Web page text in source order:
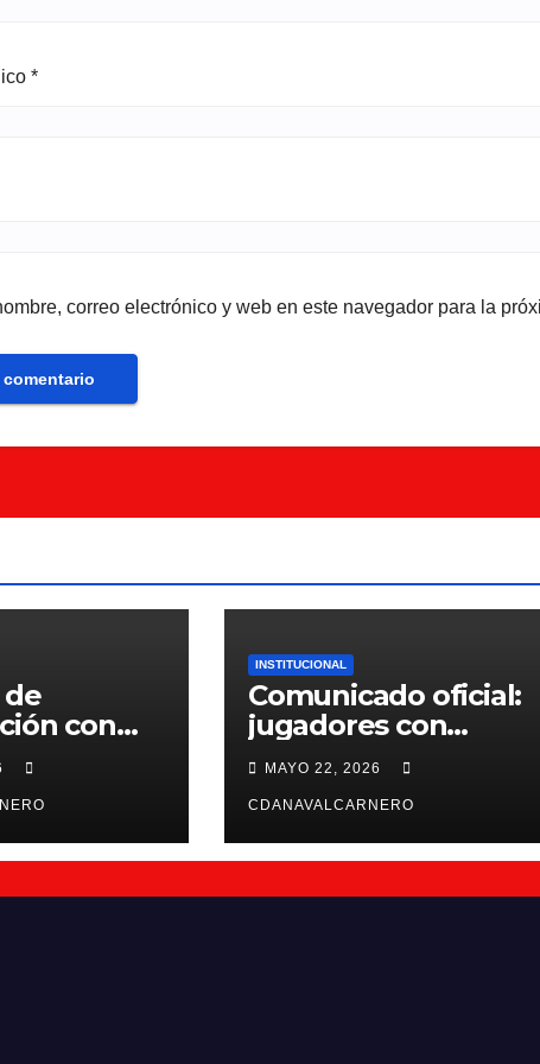
*
correo electrónico y web en este navegador para la
con
Nutrition
INSTITUCIONAL
Comunicado oficial:
jugadores con
contrato para la
26/27
MAYO 22, 2026
CDANAVALCARNERO